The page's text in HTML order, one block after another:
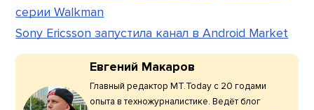
серии Walkman
Sony Ericsson запустила канал в Android Market
Евгений Макаров
Главный редактор МТ.Today с 20 годами
опыта в техножурналистике. Ведёт блог